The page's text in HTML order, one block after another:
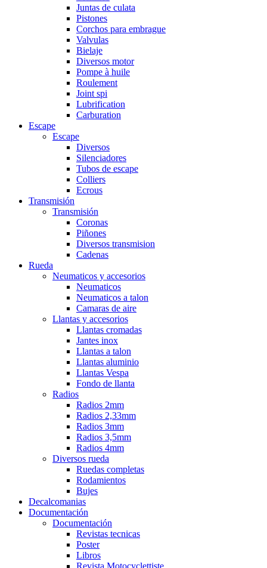
Juntas de culata
Pistones
Corchos para embrague
Valvulas
Bielaje
Diversos motor
Pompe à huile
Roulement
Joint spi
Lubrification
Carburation
Escape
Escape
Diversos
Silenciadores
Tubos de escape
Colliers
Ecrous
Transmisión
Transmisión
Coronas
Piñones
Diversos transmision
Cadenas
Rueda
Neumaticos y accesorios
Neumaticos
Neumaticos a talon
Camaras de aire
Llantas y accesorios
Llantas cromadas
Jantes inox
Llantas a talon
Llantas aluminio
Llantas Vespa
Fondo de llanta
Radios
Radios 2mm
Radios 2,33mm
Radios 3mm
Radios 3,5mm
Radios 4mm
Diversos rueda
Ruedas completas
Rodamientos
Bujes
Decalcomanias
Documentación
Documentación
Revistas tecnicas
Poster
Libros